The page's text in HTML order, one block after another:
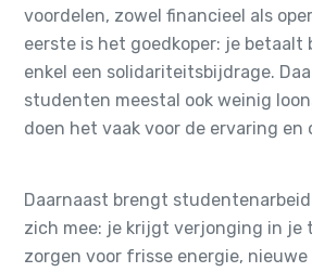
voordelen, zowel financieel als
eerste is het goedkoper: je betaalt
enkel een solidariteitsbijdrage.
studenten meestal ook weinig
doen het vaak voor de ervaring en
Daarnaast brengt
zich mee: je krijgt verjonging in je
zorgen voor frisse energie, nieuwe